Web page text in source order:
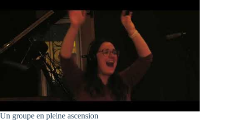
Un groupe en pleine ascension